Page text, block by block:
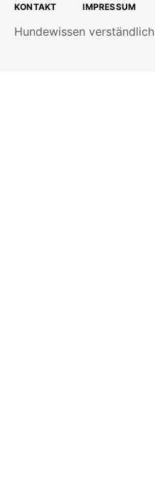
KONTAKT IMPRESSUM
Hundewissen verständlich